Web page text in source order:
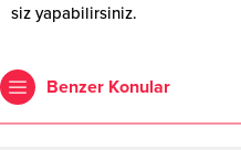
siz yapabilirsiniz.
Benzer Konular